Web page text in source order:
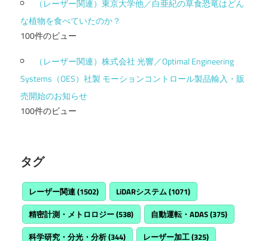
（レーザー関連）東京大学他／白亜紀の草食恐竜はどん
な植物を食べていたのか？
100件のビュー
（レーザー関連）株式会社 光響／Optimal Engineering
Systems（OES）社製 モーションコントロール製品輸入・販
売開始のお知らせ
100件のビュー
タグ
レーザー関連(1502) LiDARシステム(1071)
精密計測・メトロロジー(538) 自動運転・ADAS(375)
科学研究・分光・分析(344) レーザー加工(325)